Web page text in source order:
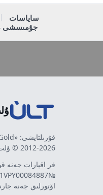
ساياسات
جۇمىسشى
قۇرىلتايشى: «Tengri Gold» جشس
2012-2026 © ۇلت پورتالى
قر اقپارات جەنە
№KZ71VPY00084887 كۋەلٸگٸ بەرٸلگەن.
اۆتورلىق جەنە